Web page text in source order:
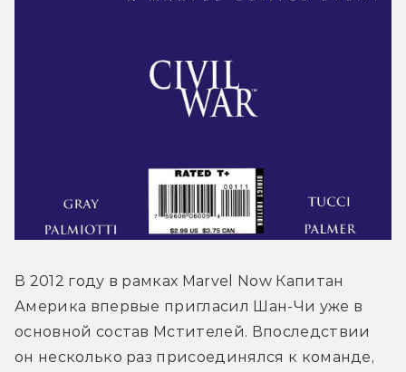
В 2012 году в рамках Marvel Now Капитан
Америка впервые пригласил Шан-Чи уже в
основной состав Мстителей. Впоследствии
он несколько раз присоединялся к команде,